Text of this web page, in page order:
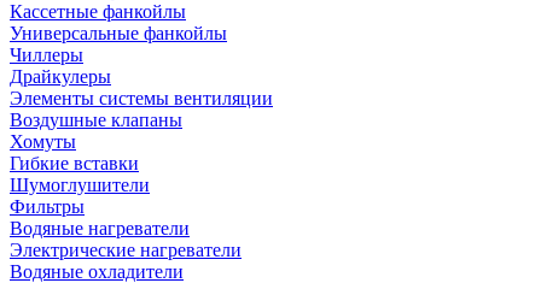
Кассетные фанкойлы
Универсальные фанкойлы
Чиллеры
Драйкулеры
Элементы системы вентиляции
Воздушные клапаны
Хомуты
Гибкие вставки
Шумоглушители
Фильтры
Водяные нагреватели
Электрические нагреватели
Водяные охладители